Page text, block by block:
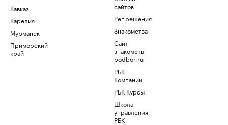
Кавказ
Карелия
Мурманск
Приморский
край
сайтов
Рег.решения
Знакомства
Сайт
знакомств
podbor.ru
РБК
Компании
РБК Курсы
Школа
управления
РБК